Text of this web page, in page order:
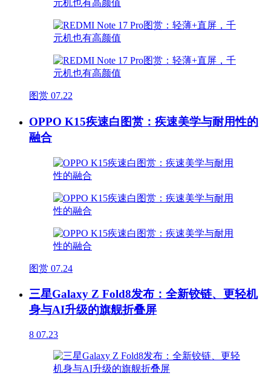
图赏 07.22
OPPO K15疾速白图赏：疾速美学与耐用性的
融合
图赏 07.24
三星Galaxy Z Fold8发布：全新铰链、更轻机
身与AI升级的旗舰折叠屏
8 07.23